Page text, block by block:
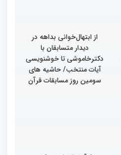
از ابتهال‌خوانی بداهه در
دیدار متسابقان با
دکترخاموشی تا خوشنویسی
آیات منتخب/ حاشیه های
سومین روز مسابقات قرآن